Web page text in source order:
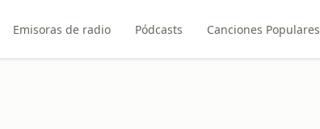
Emisoras de radio Pódcasts Canciones Populares